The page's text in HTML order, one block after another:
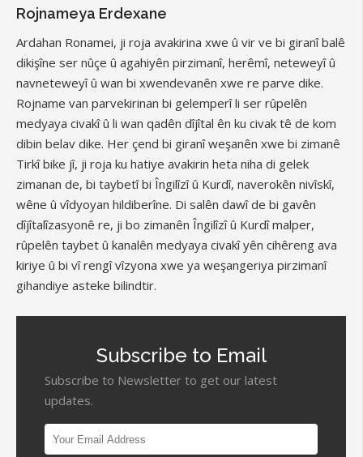
Rojnameya Erdexane
Ardahan Ronamei, ji roja avakirina xwe û vir ve bi giranî balê
dikişîne ser nûçe û agahiyên pirzimanî, herêmî, neteweyî û
navneteweyî û wan bi xwendevanên xwe re parve dike.
Rojname van parvekirinan bi gelemperî li ser rûpelên
medyaya civakî û li wan qadên dîjîtal ên ku civak tê de kom
dibin belav dike. Her çend bi giranî weşanên xwe bi zimanê
Tirkî bike jî, ji roja ku hatiye avakirin heta niha di gelek
zimanan de, bi taybetî bi Îngilîzî û Kurdî, naverokên nivîskî,
wêne û vîdyoyan hildiberîne. Di salên dawî de bi gavên
dîjîtalîzasyonê re, ji bo zimanên Îngilîzî û Kurdî malper,
rûpelên taybet û kanalên medyaya civakî yên cihêreng ava
kiriye û bi vî rengî vîzyona xwe ya weşangeriya pirzimanî
gihandiye asteke bilindtir.
Subscribe to Email
Subscribe to Newsletter to get our latest
updates.